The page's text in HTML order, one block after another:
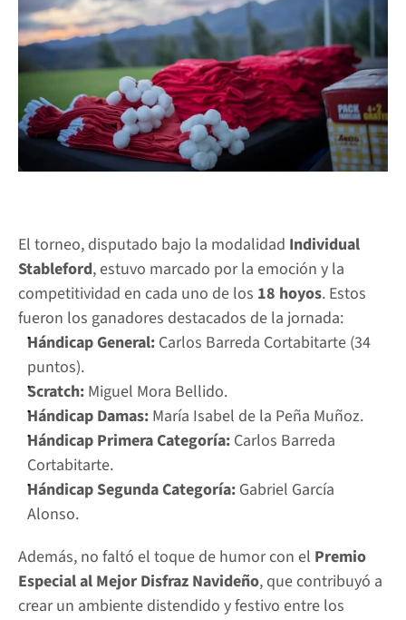
El torneo, disputado bajo la modalidad Individual
Stableford, estuvo marcado por la emoción y la
competitividad en cada uno de los 18 hoyos. Estos
fueron los ganadores destacados de la jornada:
Hándicap General: Carlos Barreda Cortabitarte (34
puntos).
Scratch: Miguel Mora Bellido.
Hándicap Damas: María Isabel de la Peña Muñoz.
Hándicap Primera Categoría: Carlos Barreda
Cortabitarte.
Hándicap Segunda Categoría: Gabriel García
Alonso.
Además, no faltó el toque de humor con el Premio
Especial al Mejor Disfraz Navideño, que contribuyó a
crear un ambiente distendido y festivo entre los